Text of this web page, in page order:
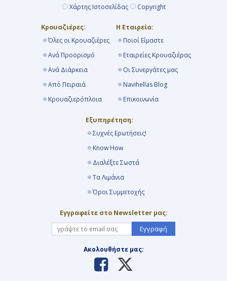
Χάρτης Ιστοσελίδας Copyright
Κρουαζιέρες:
Όλες οι Κρουαζιέρες
Ανά Προορισμό
Ανά Διάρκεια
Από Πειραιά
Κρουαζιερόπλοια
Η Εταιρεία:
Ποιοί Είμαστε
Εταιρείες Κρουαζιέρας
Οι Συνεργάτες μας
Navihellas Blog
Επικοινωνία
Εξυπηρέτηση:
Συχνές Ερωτήσεις!
Know How
Διαλέξτε Σωστά
Τα Λιμάνια
Όροι Συμμετοχής
Εγγραφείτε στο Newsletter μας:
Εγγραφή
Ακολουθήστε μας: